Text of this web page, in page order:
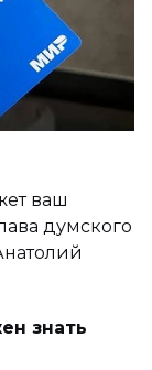
ваш
думского
знать